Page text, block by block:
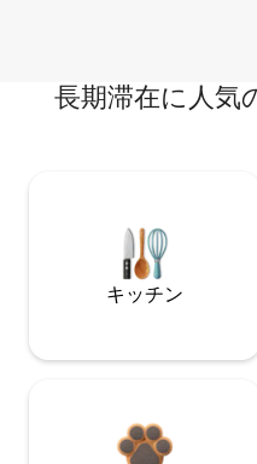
長期滞在に人気
キッチン